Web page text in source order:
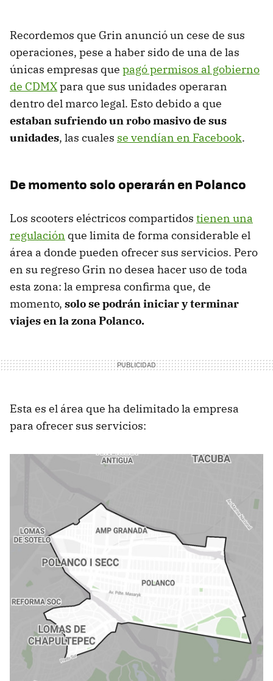
Recordemos que Grin anunció un cese de sus
operaciones, pese a haber sido de una de las
únicas empresas que pagó permisos al gobierno
de CDMXpara que sus unidades operaran
dentro del marco legal. Esto debido a que
estaban sufriendo un robo masivo de sus
unidades, las cuales se vendían en Facebook.
De momento solo operarán en Polanco
Los scooters eléctricos compartidos tienen una
regulación que limita de forma considerable el
área a donde pueden ofrecer sus servicios. Pero
en su regreso Grin no desea hacer uso de toda
esta zona: la empresa confirma que, de
momento, solo se podrán iniciar y terminar
viajes en la zona Polanco.
Esta es el área que ha delimitado la empresa
para ofrecer sus servicios: